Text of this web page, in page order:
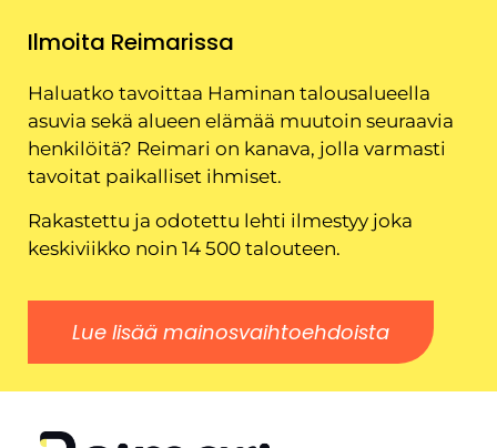
Ilmoita Reimarissa
Haluatko tavoittaa Haminan talousalueella
asuvia sekä alueen elämää muutoin seuraavia
henkilöitä? Reimari on kanava, jolla varmasti
tavoitat paikalliset ihmiset.
Rakastettu ja odotettu lehti ilmestyy joka
keskiviikko noin 14 500 talouteen.
Lue lisää mainosvaihtoehdoista